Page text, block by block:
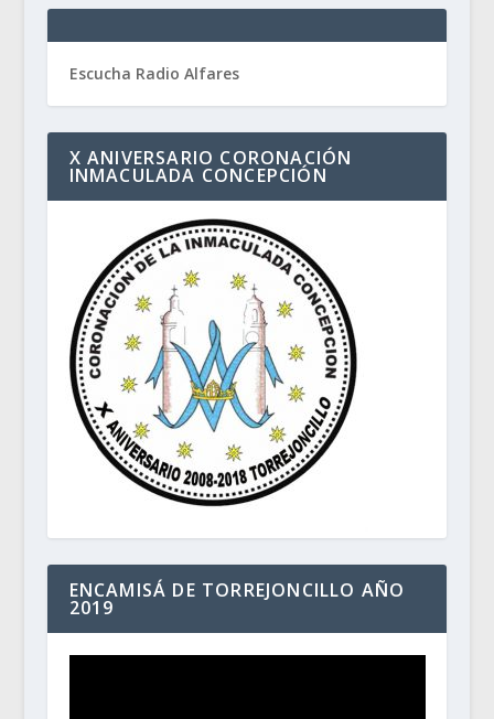
Escucha Radio Alfares
X ANIVERSARIO CORONACIÓN
INMACULADA CONCEPCIÓN
ENCAMISÁ DE TORREJONCILLO AÑO
2019